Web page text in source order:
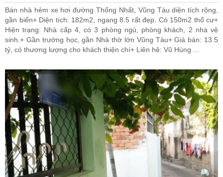
Bán nhà hẻm xe hơi đường Thống Nhất, Vũng Tàu diện tích rộng,
gần biển+ Diện tích: 182m2, ngang 8.5 rất đẹp. Có 150m2 thổ cư+
Hiện trạng: Nhà cấp 4, có 3 phòng ngủ, phòng khách, 2 nhà vệ
sinh.+ Gần trường học, gần Nhà thờ lớn Vũng Tàu+ Giá bán: 13.5
tỷ, có thương lượng cho khách thiện chí+ Liên hệ: Vũ Hùng ...